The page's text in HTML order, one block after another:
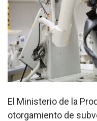
El Ministerio de la
otorgamiento de